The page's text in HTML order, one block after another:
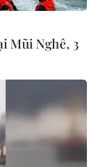
Mũi Nghê, 3